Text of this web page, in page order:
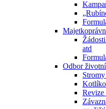
atd
Odbor
Revize